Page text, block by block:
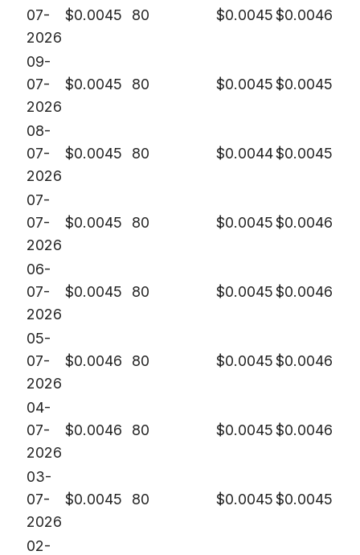
07-
2026
$0.0045 80 $0.0045$0.0046
09-
07-
2026
$0.0045 80 $0.0045$0.0045
08-
07-
2026
$0.0045 80 $0.0044$0.0045
07-
07-
2026
$0.0045 80 $0.0045$0.0046
06-
07-
2026
$0.0045 80 $0.0045$0.0046
05-
07-
2026
$0.0046 80 $0.0045$0.0046
04-
07-
2026
$0.0046 80 $0.0045$0.0046
03-
07-
2026
$0.0045 80 $0.0045$0.0045
02-